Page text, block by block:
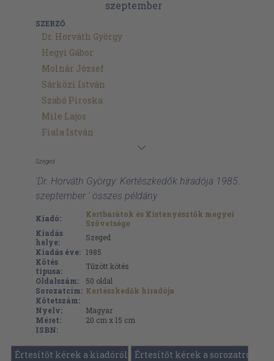
SZERZŐ
Dr. Horváth György
Hegyi Gábor
Molnár József
Sárközi István
Szabó Piroska
Mile Lajos
Fiala István
Szeged
'Dr. Horváth György: Kertészkedők híradója 1985.
szeptember ' összes példány
Kiadó:
Kertbarátok és Kistenyésztők megyei
Szövetsége
Kiadás
helye:
Szeged
Kiadás éve: 1985
Kötés
típusa:
Tűzött kötés
Oldalszám:
50 oldal
Sorozatcím: Kertészkedők híradója
Kötetszám:
Nyelv:
Magyar
Méret:
20 cm x 15 cm
ISBN:
Értesítőt kérek a kiadóról Értesítőt kérek a sorozatról